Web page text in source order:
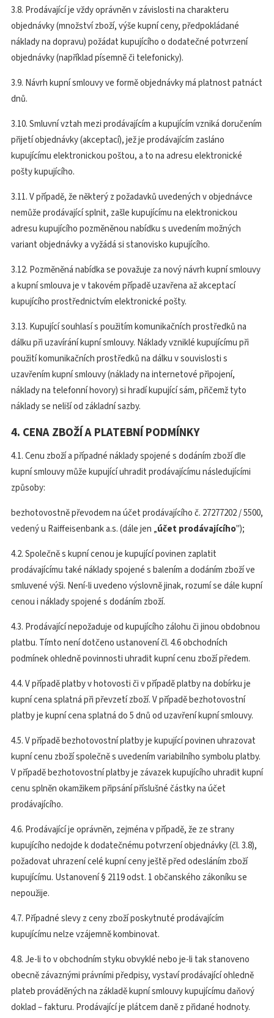
3.8. Prodávající je vždy oprávněn v závislosti na charakteru
objednávky (množství zboží, výše kupní ceny, předpokládané
náklady na dopravu) požádat kupujícího o dodatečné potvrzení
objednávky (například písemně či telefonicky).
3.9. Návrh kupní smlouvy ve formě objednávky má platnost patnáct
dnů.
3.10. Smluvní vztah mezi prodávajícím a kupujícím vzniká doručením
přijetí objednávky (akceptací), jež je prodávajícím zasláno
kupujícímu elektronickou poštou, a to na adresu elektronické
pošty kupujícího.
3.11. V případě, že některý z požadavků uvedených v objednávce
nemůže prodávající splnit, zašle kupujícímu na elektronickou
adresu kupujícího pozměněnou nabídku s uvedením možných
variant objednávky a vyžádá si stanovisko kupujícího.
3.12. Pozměněná nabídka se považuje za nový návrh kupní smlouvy
a kupní smlouva je v takovém případě uzavřena až akceptací
kupujícího prostřednictvím elektronické pošty.
3.13. Kupující souhlasí s použitím komunikačních prostředků na
dálku při uzavírání kupní smlouvy. Náklady vzniklé kupujícímu při
použití komunikačních prostředků na dálku v souvislosti s
uzavřením kupní smlouvy (náklady na internetové připojení,
náklady na telefonní hovory) si hradí kupující sám, přičemž tyto
náklady se neliší od základní sazby.
4. CENA ZBOŽÍ A PLATEBNÍ PODMÍNKY
4.1. Cenu zboží a případné náklady spojené s dodáním zboží dle
kupní smlouvy může kupující uhradit prodávajícímu následujícími
způsoby:
bezhotovostně převodem na účet prodávajícího č. 27277202 / 5500,
vedený u Raiffeisenbank a.s. (dále jen „účet prodávajícího");
4.2. Společně s kupní cenou je kupující povinen zaplatit
prodávajícímu také náklady spojené s balením a dodáním zboží ve
smluvené výši. Není-li uvedeno výslovně jinak, rozumí se dále kupní
cenou i náklady spojené s dodáním zboží.
4.3. Prodávající nepožaduje od kupujícího zálohu či jinou obdobnou
platbu. Tímto není dotčeno ustanovení čl. 4.6 obchodních
podmínek ohledně povinnosti uhradit kupní cenu zboží předem.
4.4. V případě platby v hotovosti či v případě platby na dobírku je
kupní cena splatná při převzetí zboží. V případě bezhotovostní
platby je kupní cena splatná do 5 dnů od uzavření kupní smlouvy.
4.5. V případě bezhotovostní platby je kupující povinen uhrazovat
kupní cenu zboží společně s uvedením variabilního symbolu platby.
V případě bezhotovostní platby je závazek kupujícího uhradit kupní
cenu splněn okamžikem připsání příslušné částky na účet
prodávajícího.
4.6. Prodávající je oprávněn, zejména v případě, že ze strany
kupujícího nedojde k dodatečnému potvrzení objednávky (čl. 3.8),
požadovat uhrazení celé kupní ceny ještě před odesláním zboží
kupujícímu. Ustanovení § 2119 odst. 1 občanského zákoníku se
nepoužije.
4.7. Případné slevy z ceny zboží poskytnuté prodávajícím
kupujícímu nelze vzájemně kombinovat.
4.8. Je-li to v obchodním styku obvyklé nebo je-li tak stanoveno
obecně závaznými právními předpisy, vystaví prodávající ohledně
plateb prováděných na základě kupní smlouvy kupujícímu daňový
doklad – fakturu. Prodávající je plátcem daně z přidané hodnoty.